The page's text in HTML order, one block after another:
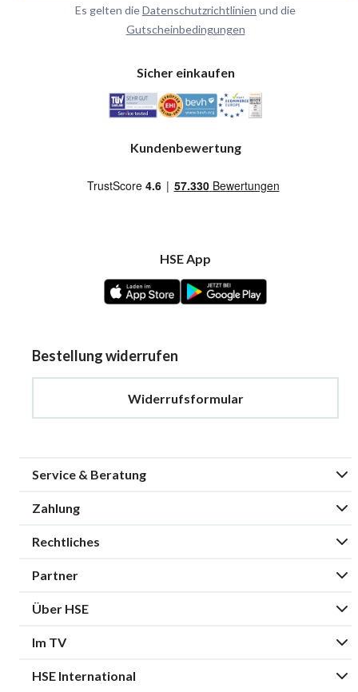
Es gelten dieDatenschutzrichtlinien und die
Gutscheinbedingungen
Sicher einkaufen
Kundenbewertung
HSE App
Bestellung widerrufen
Widerrufsformular
Service & Beratung
Zahlung
Rechtliches
Partner
Über HSE
Im TV
HSE International